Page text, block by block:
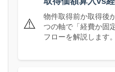
⚠️
物件取得前か取得
つの軸で「経費か固
フローを解説します。